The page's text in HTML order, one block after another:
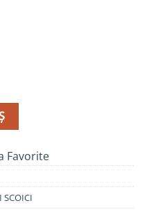
scoici - model BP146
Favorite
SCOICI